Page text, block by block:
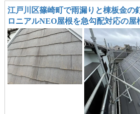
江戸川区篠崎町で雨漏りと棟板金の
ロニアルNEO屋根を急勾配対応の屋